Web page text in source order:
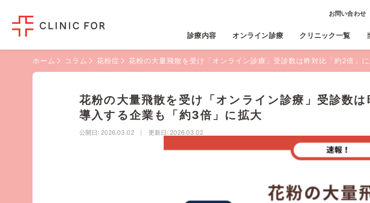
診療内容 オンライン診療 クリニック一覧
お問い合わせ
ホーム コラム 花粉症 花粉の大量飛散を受け「オンライン診療」受診数は昨対比「約2倍」
花粉の大量飛散を受け「オンライン診療」受診数
導入する企業も「約3倍」に拡大
公開日 : 2026.03.02 更新日 : 2026.03.02